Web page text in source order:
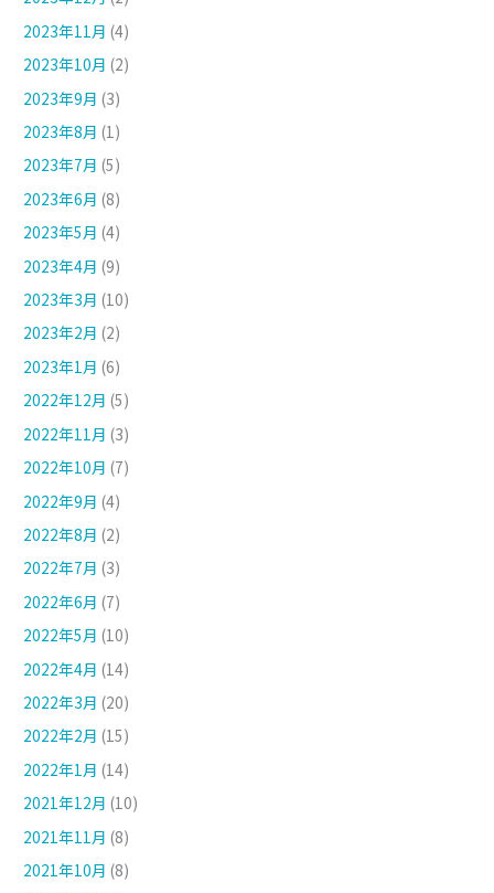
2023年11月 (4)
2023年10月 (2)
2023年9月 (3)
2023年8月 (1)
2023年7月 (5)
2023年6月 (8)
2023年5月 (4)
2023年4月 (9)
2023年3月 (10)
2023年2月 (2)
2023年1月 (6)
2022年12月 (5)
2022年11月 (3)
2022年10月 (7)
2022年9月 (4)
2022年8月 (2)
2022年7月 (3)
2022年6月 (7)
2022年5月 (10)
2022年4月 (14)
2022年3月 (20)
2022年2月 (15)
2022年1月 (14)
2021年12月 (10)
2021年11月 (8)
2021年10月 (8)